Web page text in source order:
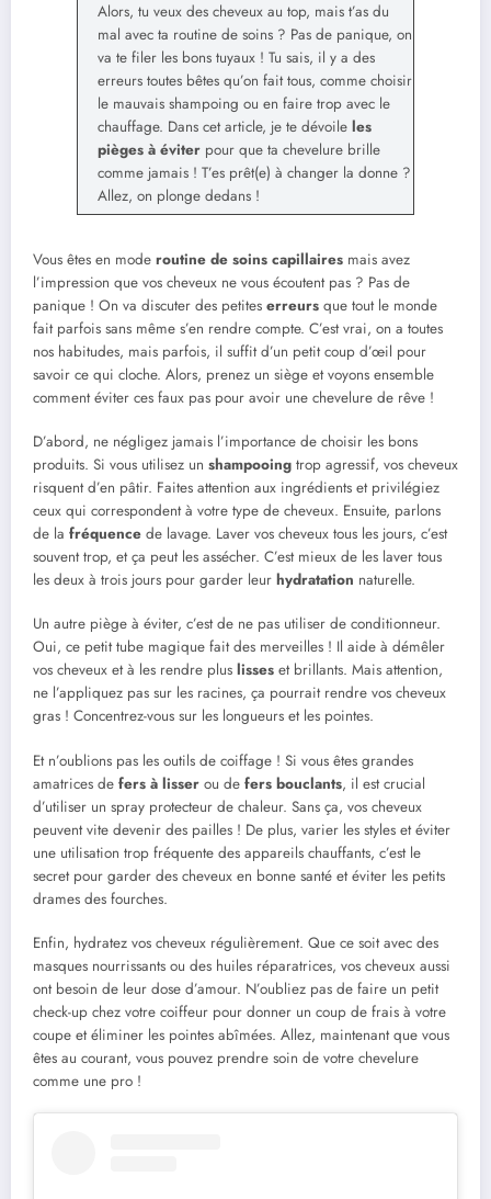
Alors, tu veux des cheveux au top, mais t’as du
mal avec ta routine de soins ? Pas de panique, on
va te filer les bons tuyaux ! Tu sais, il y a des
erreurs toutes bêtes qu’on fait tous, comme choisir
le mauvais shampoing ou en faire trop avec le
chauffage. Dans cet article, je te dévoile les
pièges à éviter pour que ta chevelure brille
comme jamais ! T’es prêt(e) à changer la donne ?
Allez, on plonge dedans !
Vous êtes en mode routine de soins capillaires mais avez
l’impression que vos cheveux ne vous écoutent pas ? Pas de
panique ! On va discuter des petites erreurs que tout le monde
fait parfois sans même s’en rendre compte. C’est vrai, on a toutes
nos habitudes, mais parfois, il suffit d’un petit coup d’œil pour
savoir ce qui cloche. Alors, prenez un siège et voyons ensemble
comment éviter ces faux pas pour avoir une chevelure de rêve !
D’abord, ne négligez jamais l’importance de choisir les bons
produits. Si vous utilisez un shampooing trop agressif, vos cheveux
risquent d’en pâtir. Faites attention aux ingrédients et privilégiez
ceux qui correspondent à votre type de cheveux. Ensuite, parlons
de la fréquence de lavage. Laver vos cheveux tous les jours, c’est
souvent trop, et ça peut les assécher. C’est mieux de les laver tous
les deux à trois jours pour garder leur hydratation naturelle.
Un autre piège à éviter, c’est de ne pas utiliser de conditionneur.
Oui, ce petit tube magique fait des merveilles ! Il aide à démêler
vos cheveux et à les rendre plus lisses et brillants. Mais attention,
ne l’appliquez pas sur les racines, ça pourrait rendre vos cheveux
gras ! Concentrez-vous sur les longueurs et les pointes.
Et n’oublions pas les outils de coiffage ! Si vous êtes grandes
amatrices de fers à lisser ou de fers bouclants, il est crucial
d’utiliser un spray protecteur de chaleur. Sans ça, vos cheveux
peuvent vite devenir des pailles ! De plus, varier les styles et éviter
une utilisation trop fréquente des appareils chauffants, c’est le
secret pour garder des cheveux en bonne santé et éviter les petits
drames des fourches.
Enfin, hydratez vos cheveux régulièrement. Que ce soit avec des
masques nourrissants ou des huiles réparatrices, vos cheveux aussi
ont besoin de leur dose d’amour. N’oubliez pas de faire un petit
check-up chez votre coiffeur pour donner un coup de frais à votre
coupe et éliminer les pointes abîmées. Allez, maintenant que vous
êtes au courant, vous pouvez prendre soin de votre chevelure
comme une pro !